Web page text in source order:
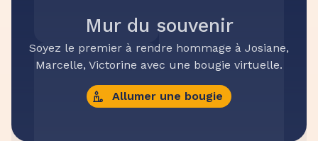
Mur du souvenir
Soyez le premier à rendre hommage à Josiane,
Marcelle, Victorine avec une bougie virtuelle.
Allumer une bougie